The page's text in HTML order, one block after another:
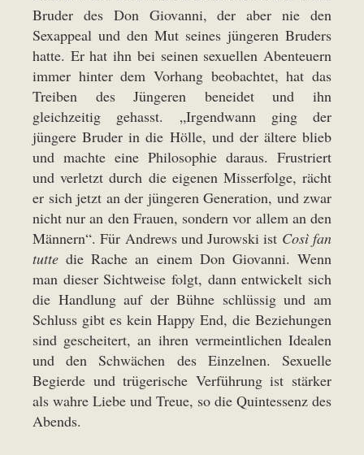
Bruder des Don Giovanni, der aber nie den
Sexappeal und den Mut seines jüngeren Bruders
hatte. Er hat ihn bei seinen sexuellen Abenteuern
immer hinter dem Vorhang beobachtet, hat das
Treiben des Jüngeren beneidet und ihn
gleichzeitig gehasst. „Irgendwann ging der
jüngere Bruder in die Hölle, und der ältere blieb
und machte eine Philosophie daraus. Frustriert
und verletzt durch die eigenen Misserfolge, rächt
er sich jetzt an der jüngeren Generation, und zwar
nicht nur an den Frauen, sondern vor allem an den
Männern“. Für Andrews und Jurowski ist Così fan
tutte die Rache an einem Don Giovanni. Wenn
man dieser Sichtweise folgt, dann entwickelt sich
die Handlung auf der Bühne schlüssig und am
Schluss gibt es kein Happy End, die Beziehungen
sind gescheitert, an ihren vermeintlichen Idealen
und den Schwächen des Einzelnen. Sexuelle
Begierde und trügerische Verführung ist stärker
als wahre Liebe und Treue, so die Quintessenz des
Abends.